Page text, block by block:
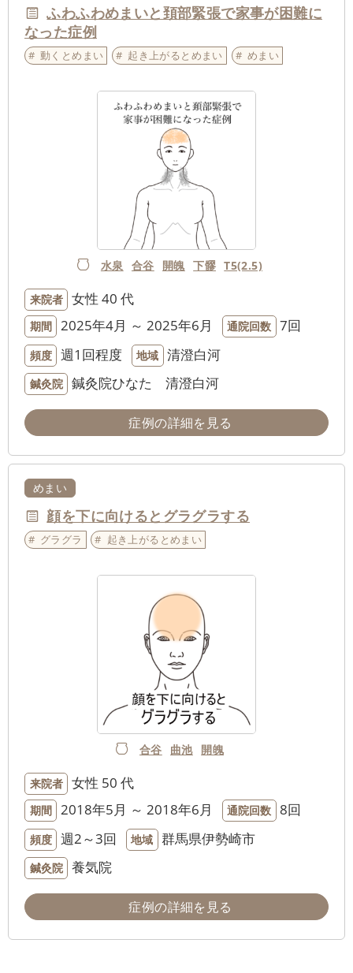
ふわふわめまいと頚部緊張で家事が困難に
なった症例
動くとめまい 起き上がるとめまい めまい
水泉 合谷 開魄 下髎 T5(2.5)
来院者 女性 40 代
期間 2025年4月 ～ 2025年6月 通院回数 7回
頻度 週1回程度 地域 清澄白河
鍼灸院 鍼灸院ひなた 清澄白河
症例の詳細を見る
めまい
顔を下に向けるとグラグラする
グラグラ 起き上がるとめまい
合谷 曲池 開魄
来院者 女性 50 代
期間 2018年5月 ～ 2018年6月 通院回数 8回
頻度 週2～3回 地域 群馬県伊勢崎市
鍼灸院 養気院
症例の詳細を見る